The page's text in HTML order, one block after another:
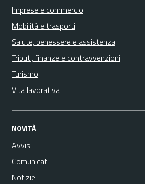
Imprese e commercio
Mobilità e trasporti
Salute, benessere e assistenza
Tributi, finanze e contravvenzioni
Turismo
Vita lavorativa
NOVITÀ
Avvisi
Comunicati
Notizie